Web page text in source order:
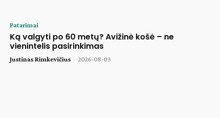
Patarimai
Ką valgyti po 60 metų? Avižinė košė – ne
vienintelis pasirinkimas
Justinas Rimkevičius - 2026-08-03